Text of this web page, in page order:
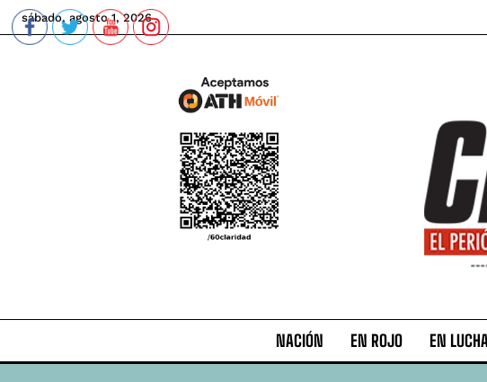
sábado, agosto 1, 2026
NACIÓN EN ROJO EN